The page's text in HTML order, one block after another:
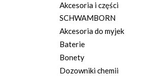
Akcesoria i części
SCHWAMBORN
Akcesoria do myjek
Baterie
Bonety
Dozowniki chemii